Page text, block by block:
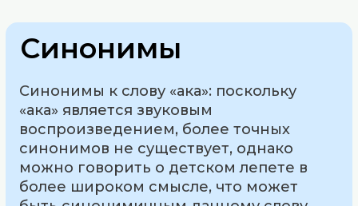
Синонимы
Синонимы к слову «ака»: поскольку
«ака» является звуковым
воспроизведением, более точных
синонимов не существует, однако
можно говорить о детском лепете в
более широком смысле, что может